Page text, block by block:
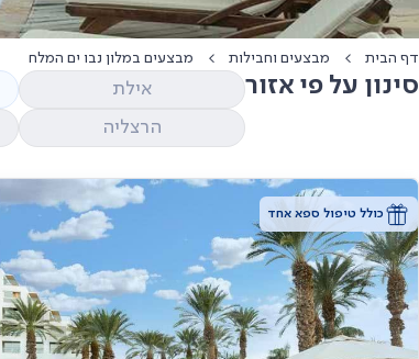
דף הבית מבצעים וחבילות מבצעים במלון נבו ים המלח
סינון על פי אזור אילת
הרצליה
כולל טיפול ספא אחד